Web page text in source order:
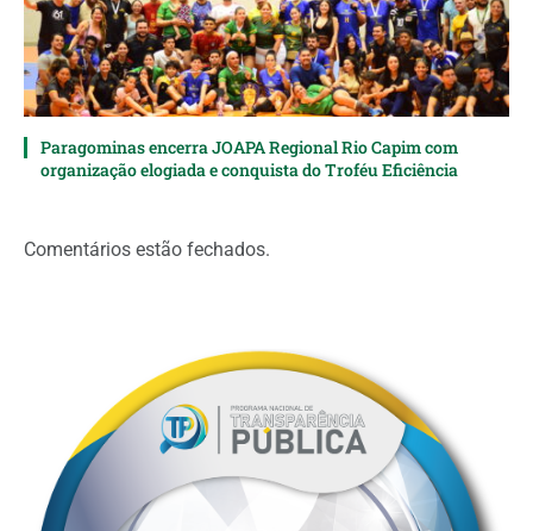
Paragominas encerra JOAPA Regional Rio Capim com
organização elogiada e conquista do Troféu Eficiência
Comentários estão fechados.